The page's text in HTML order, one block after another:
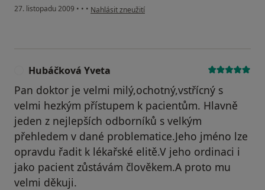
27. listopadu 2009 • • • podle názoru uživatele Pacient
Nahlásit zneužití
Hubáčková Yveta
Pan doktor je velmi milý,ochotný,vstřícný s
velmi hezkým přístupem k pacientům. Hlavně
jeden z nejlepších odborníků s velkým
přehledem v dané problematice.Jeho jméno lze
opravdu řadit k lékařské elitě.V jeho ordinaci i
jako pacient zůstávám člověkem.A proto mu
velmi děkuji.